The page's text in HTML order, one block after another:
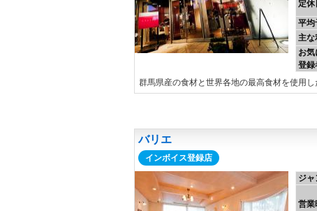
定休
平均
主な
お気
登録
群馬県産の食材と世界各地の最高食材を使用
バリエ
インボイス登録店
ジャ
営業